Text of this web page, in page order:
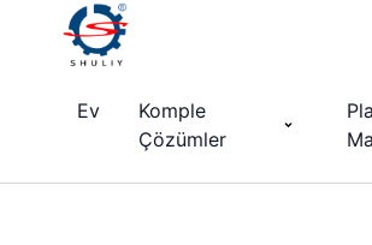
Ev
Komple
Çözümler